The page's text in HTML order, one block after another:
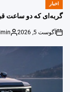
POSTED
IN
اخبار
گربه‌ای که دو ساعت
on
آگوست 5, 2026
Posted